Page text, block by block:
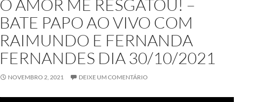
O AMOR ME RESGATOU! –
BATE PAPO AO VIVO COM
RAIMUNDO E FERNANDA
FERNANDES DIA 30/10/2021
NOVEMBRO 2, 2021 DEIXE UM COMENTÁRIO